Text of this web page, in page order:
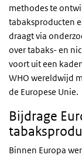
methodes te
tabaksproducten
draagt via
over tabaks- en
voort uit een
WHO wereldwijd
de Europese Unie.
Bijdrage
Binnen Europa